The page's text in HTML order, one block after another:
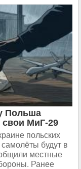
Польша
свои МиГ-29
польских
будут в
местные
Ранее